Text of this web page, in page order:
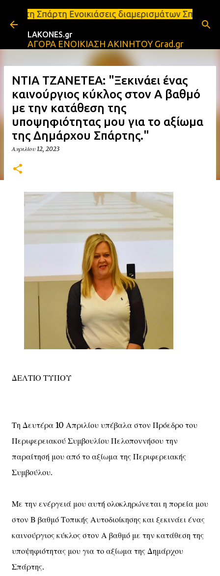
Μετάβαση στο κύριο περιεχόμενο
διαμερισμάτων Σπάρτη και
LAKONES.gr
ΑΓΟΡΑ ΕΝΟΙΚΙΑΣΗ ΑΚΙΝΗΤΟΥ Grad.gr
NTIA TZANETEA: "Ξεκινάει ένας
καινούργιος κύκλος στον Α βαθμό
με την κατάθεση της
υποψηφιότητας μου για το αξίωμα
της Δημάρχου Σπάρτης."
Απριλίου 12, 2023
ΔΕΛΤΙΟ ΤΥΠΟΥ
Τη Δευτέρα 10 Απριλίου υπέβαλα στον Πρόεδρο του
Περιφερειακού Συμβουλίου Πελοποννήσου την
παραίτησή μου από το αξίωμα της Περιφερειακής
Συμβούλου.
Με την ενέργειά μου αυτή ολοκληρώνεται η πορεία μου
στον Β βαθμό Τοπικής Αυτοδιοίκησης και ξεκινάει ένας
καινούργιος κύκλος στον Α βαθμό με την κατάθεση της
υποψηφιότητας μου για το αξίωμα της Δημάρχου
Σπάρτης.